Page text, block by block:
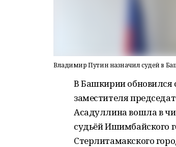
Владимир Путин назначил судей в
В Башкирии обновился
заместителя
Асадуллина вошла в
судьёй Ишимбайского
Стерлитамакского